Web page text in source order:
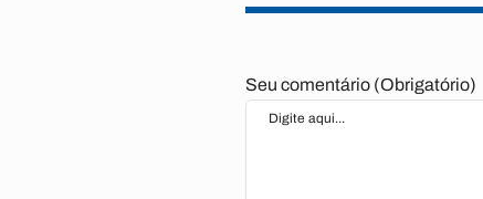
Seu comentário (Obrigatório)